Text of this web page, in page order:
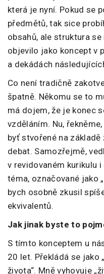
která je nyní. Pokud se
předmětů, tak sice
obsahů, ale struktura
objevilo jako koncept v
a dekádách
Co není tradičně
špatně. Někomu se to
má dojem, že je konec
vzděláním. Nu,
byť stvořené na
debat. Samozřejmě,
v revidovaném kurikulu
téma, označované jako
bych osobně zkusil
ekvivalentů.
Jak jinak byste to
S tímto konceptem u
20 let. Překládá se jako
života“. Mně vyhovuje